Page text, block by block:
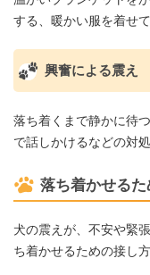
する、暖かい服を着せ
興奮による震え
落ち着くまで静かに待
で話しかけるなどの対
落ち着かせる
犬の震えが、不安や緊
ち着かせるための接し